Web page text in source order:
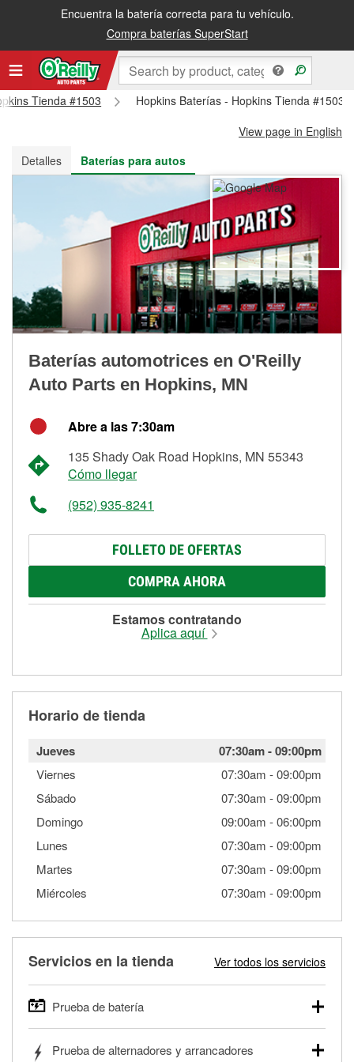
Encuentra la batería correcta para tu vehículo.
Compra baterías SuperStart
Recibe tu orden gratis al día siguiente o recógela en la tienda
Tienda #1503
Hopkins Baterías - Hopkins Tienda #1503
View page in English
Detalles
Baterías para autos
Baterías automotrices en O'Reilly
Auto Parts en Hopkins, MN
Abre a las 7:30am
135 Shady Oak Road Hopkins, MN 55343
Cómo llegar
(952) 935-8241
FOLLETO DE OFERTAS
COMPRA AHORA
Estamos contratando
Aplica aquí
Horario de tienda
Jueves 07:30am-09:00pm
Viernes 07:30am -09:00pm
Sábado
07:30am -09:00pm
Domingo
09:00am -06:00pm
Lunes
07:30am -09:00pm
Martes
07:30am -09:00pm
Miércoles
07:30am -09:00pm
Servicios en la tienda Ver todos los servicios
Prueba de batería
autos, camionetas, SUVs, vehículos comerciales y
Prueba de alternadores y arrancadores